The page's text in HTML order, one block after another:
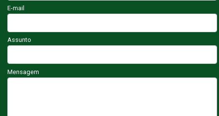
E-mail
Assunto
Mensagem